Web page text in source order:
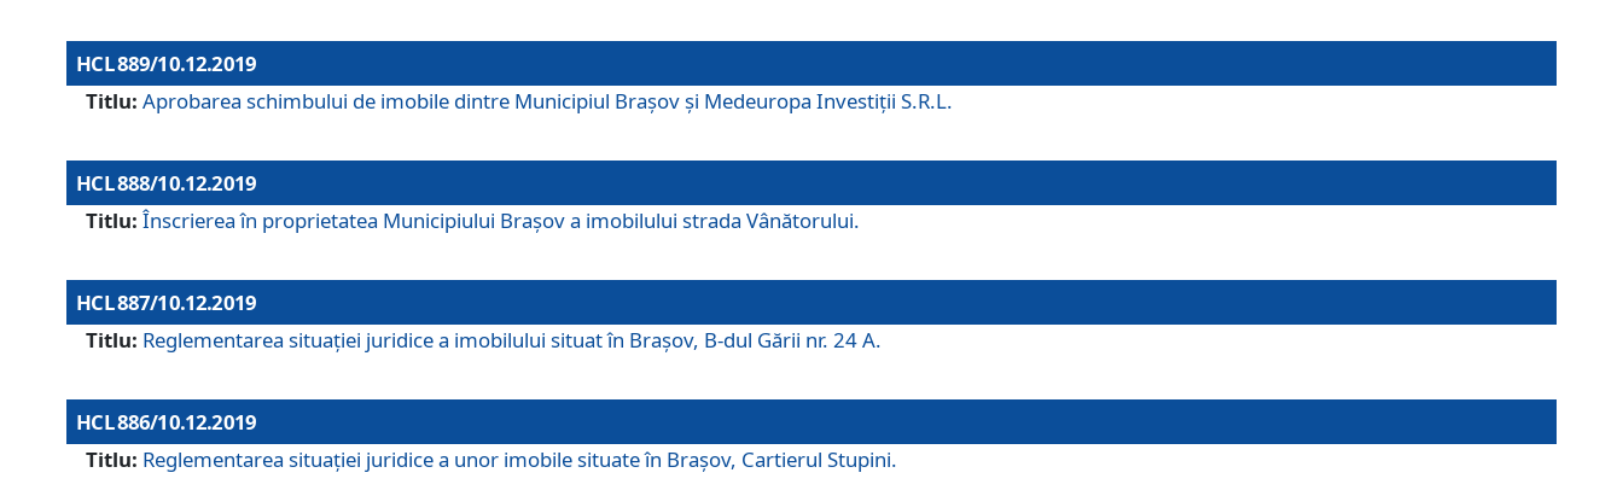
HCL 889/10.12.2019
Titlu: Aprobarea schimbului de imobile dintre Municipiul Brașov și Medeuropa Investiții S.R.L.
HCL 888/10.12.2019
Titlu: Înscrierea în proprietatea Municipiului Braşov a imobilului strada Vânătorului.
HCL 887/10.12.2019
Titlu: Reglementarea situației juridice a imobilului situat în Brașov, B-dul Gării nr. 24 A.
HCL 886/10.12.2019
Titlu: Reglementarea situaţiei juridice a unor imobile situate în Braşov, Cartierul Stupini.